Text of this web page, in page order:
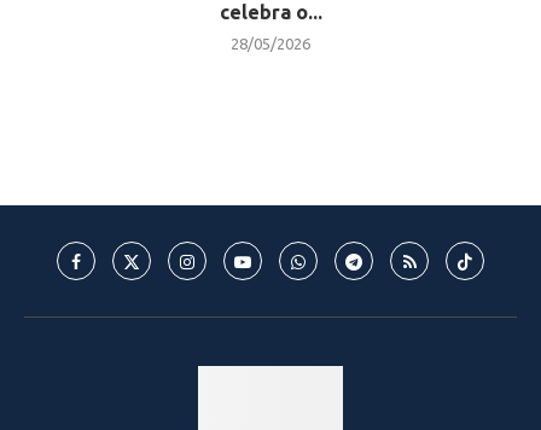
celebra o...
28/05/2026